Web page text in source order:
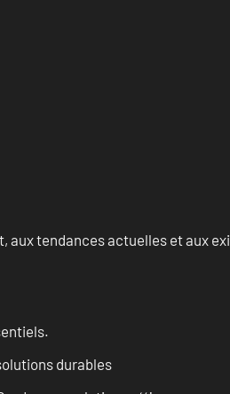
tendances actuelles et aux
durables